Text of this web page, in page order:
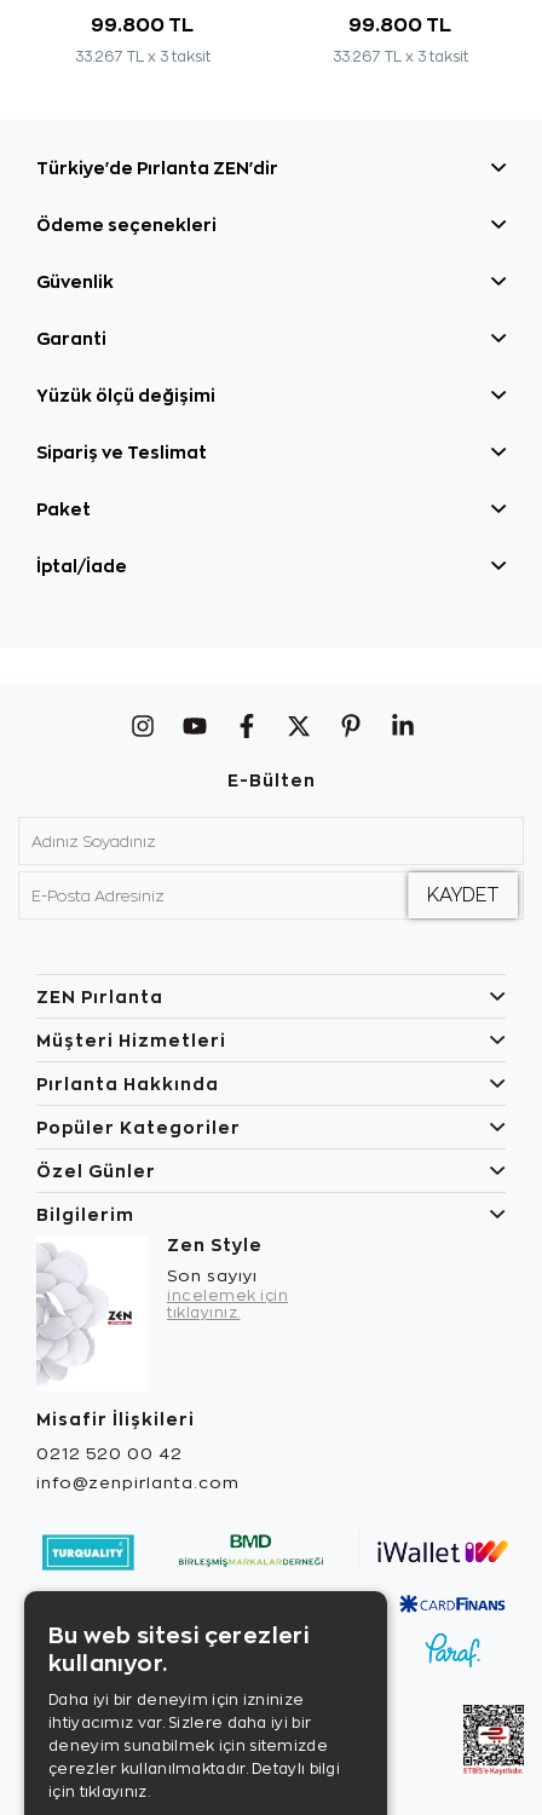
99.800 TL
33.267 TL x 3 taksit
99.800 TL
33.267 TL x 3 taksit
Türkiye'de Pırlanta ZEN'dir
Ödeme seçenekleri
Güvenlik
Garanti
Yüzük ölçü değişimi
Sipariş ve Teslimat
Paket
İptal/İade
E-Bülten
ZEN Pırlanta
Müşteri Hizmetleri
Pırlanta Hakkında
Popüler Kategoriler
Özel Günler
Bilgilerim
Zen Style
Son sayıyı
incelemek için
tıklayınız.
Misafir İlişkileri
0212 520 00 42
info@zenpirlanta.com
Bu web sitesi çerezleri
kullanıyor.
Daha iyi bir deneyim için izninize
ihtiyacımız var. Sizlere daha iyi bir
deneyim sunabilmek için sitemizde
çerezler kullanılmaktadır. Detaylı bilgi
için tıklayınız.